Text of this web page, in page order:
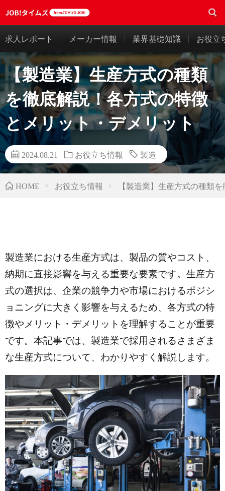
求人レポート メーカー情報 業界基礎知識 お役立
【製造業】生産方式の種類
を徹底解説！各方式の特徴
とメリット・デメリット
2024.08.21 お役立ち情報 製造
HOME お役立ち情報 【製造業】生産方式の種類
製造業における生産方式は、製品の質やコスト、
納期に直接影響を与える重要な要素です。生産方
式の選択は、企業の競争力や市場におけるポジシ
ョニングに大きく影響を与えるため、各方式の特
徴やメリット・デメリットを理解することが重要
です。本記事では、製造業で採用されるさまざま
な生産方式について、わかりやすく解説します。